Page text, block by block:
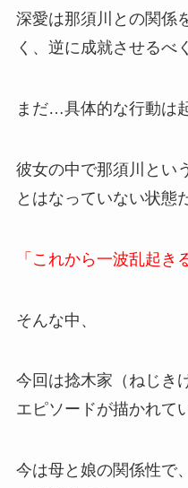
深愛は那須川との関係
く、逆に成就させるべ
まだ…具体的な行動は
彼女の中で那須川とい
とはなっていない状態
「これから一波乱起き
そんな中、
今回は捻木家（ねじき
エピソードが描かれて
今は母と娘の関係性で